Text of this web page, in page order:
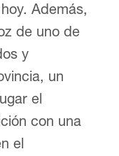
Además,
de uno de
y
un
el
con una
el